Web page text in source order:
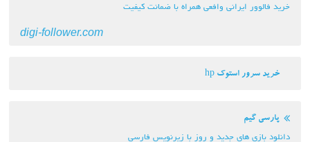
خرید فالوور ایرانی وافعی همراه با ضمانت کیفیت
digi-follower.com
خرید سرور استوک hp
پارسی گیم
دانلود بازی های جدید و روز با زیرنویس فارسی